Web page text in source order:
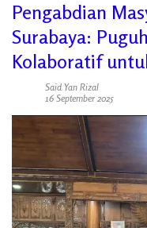
Pengabdian
Surabaya:
Kolaboratif
Said Yan Rizal
16 September 2025